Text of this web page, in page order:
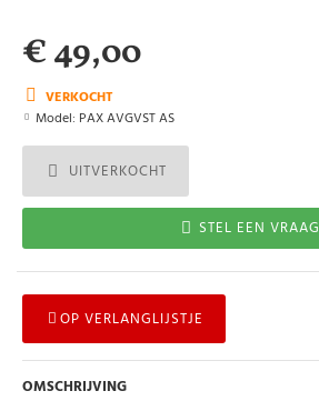
VERKOCHT
Model: PAX AVGVST AS
€ 49,00
UITVERKOCHT
STEL EEN VRAAG
OP VERLANGLIJSTJE
OMSCHRIJVING